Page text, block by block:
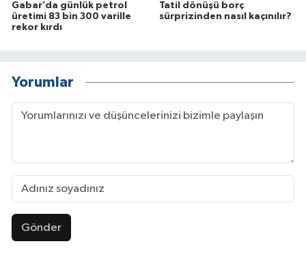
Gabar’da günlük petrol
üretimi 83 bin 300 varille
rekor kırdı
Tatil dönüşü borç
sürprizinden nasıl kaçınılır?
Yorumlar
Gönder